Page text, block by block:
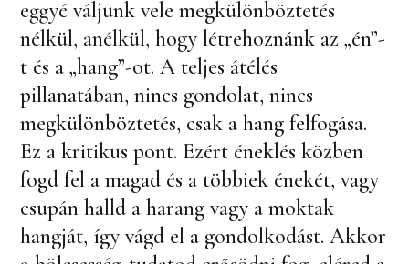
eggyé váljunk vele megkülönböztetés
nélkül, anélkül, hogy létrehoznánk az „én”-
t és a „hang”-ot. A teljes átélés
pillanatában, nincs gondolat, nincs
megkülönböztetés, csak a hang felfogása.
Ez a kritikus pont. Ezért éneklés közben
fogd fel a magad és a többiek énekét, vagy
csupán halld a harang vagy a moktak
hangját, így vágd el a gondolkodást. Akkor